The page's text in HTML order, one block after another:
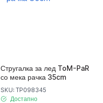
Стругалка за лед ToM-PaR
со мека рачка 35cm
SKU: TP098345
Достапно